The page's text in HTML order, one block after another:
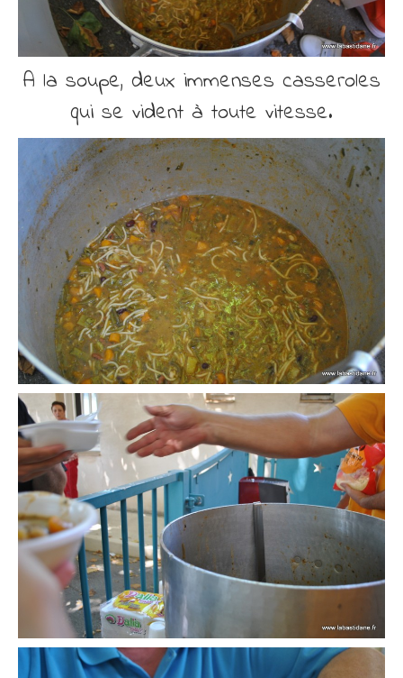
A la soupe, deux immenses casseroles
qui se vident à toute vitesse.